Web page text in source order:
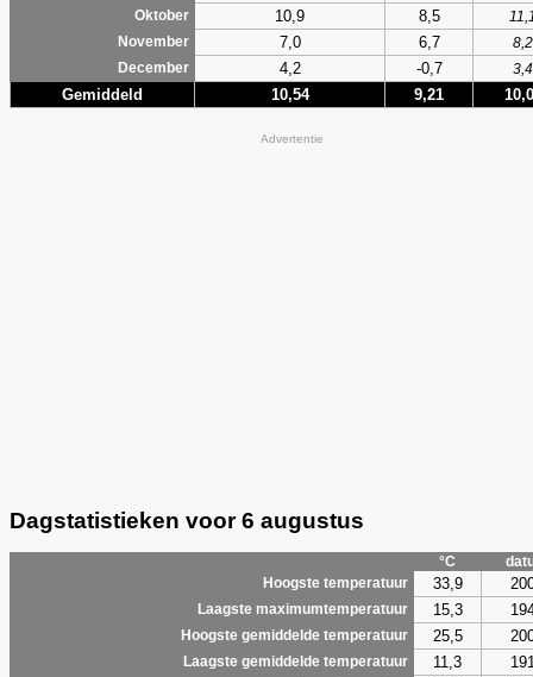
Oktober
10,9 8,5
November
7,0 6,7
8,2
December
4,2 -0,7 3,4
Gemiddeld 10,54 9,21
Advertentie
Dagstatistieken voor 6 augustus
°C
Hoogste temperatuur
33,9
Laagste maximumtemperatuur 15,3
Hoogste gemiddelde temperatuur 25,5
Laagste gemiddelde temperatuur 11,3